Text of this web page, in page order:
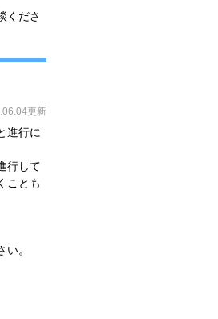
くださ
更新
進行に
行して
ことも
。